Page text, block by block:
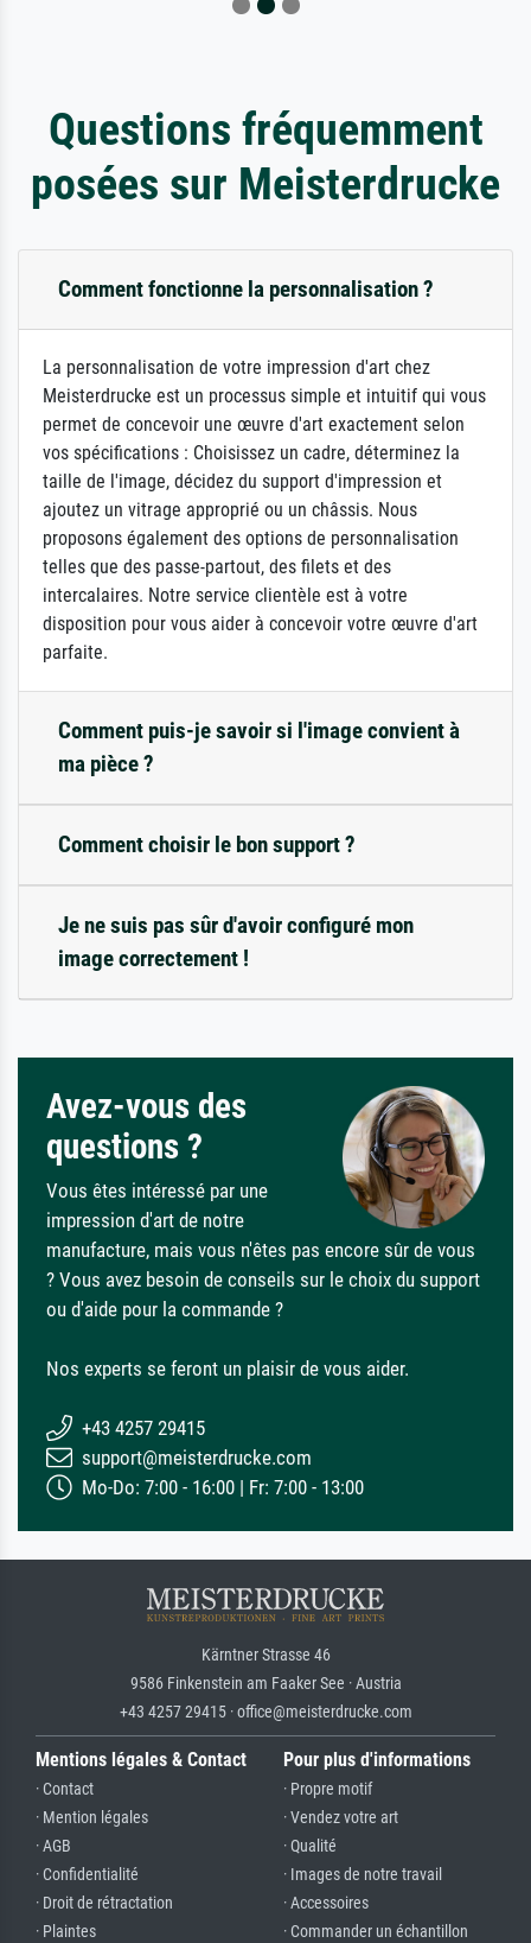
Questions fréquemment
posées sur Meisterdrucke
Comment fonctionne la personnalisation ?
La personnalisation de votre impression d'art chez
Meisterdrucke est un processus simple et intuitif qui vous
permet de concevoir une œuvre d'art exactement selon
vos spécifications : Choisissez un cadre, déterminez la
taille de l'image, décidez du support d'impression et
ajoutez un vitrage approprié ou un châssis. Nous
proposons également des options de personnalisation
telles que des passe-partout, des filets et des
intercalaires. Notre service clientèle est à votre
disposition pour vous aider à concevoir votre œuvre d'art
parfaite.
Comment puis-je savoir si l'image convient à
ma pièce ?
Comment choisir le bon support ?
Je ne suis pas sûr d'avoir configuré mon
image correctement !
Avez-vous des
questions ?
Vous êtes intéressé par une
impression d'art de notre
manufacture, mais vous n'êtes pas encore sûr de vous
? Vous avez besoin de conseils sur le choix du support
ou d'aide pour la commande ?
Nos experts se feront un plaisir de vous aider.
+43 4257 29415
support@meisterdrucke.com
Mo-Do: 7:00 - 16:00 | Fr: 7:00 - 13:00
Kärntner Strasse 46
9586 Finkenstein am Faaker See · Austria
+43 4257 29415 · office@meisterdrucke.com
Mentions légales & Contact
· Contact
· Mention légales
· AGB
· Confidentialité
· Droit de rétractation
· Plaintes
Pour plus d'informations
· Propre motif
· Vendez votre art
· Qualité
· Images de notre travail
· Accessoires
· Commander un échantillon